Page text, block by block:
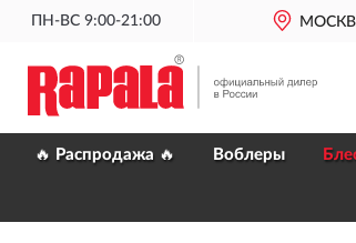
ПН-ВС 9:00-21:00ОФИЦИАЛЬНЫЙ ДИЛЕР
🔥 Распродажа 🔥 Воблеры